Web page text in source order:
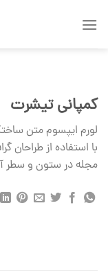
کمپانی تیشرت
لورم ایپسوم متن
با استفاده از طراحان
مجله در ستون و سطر